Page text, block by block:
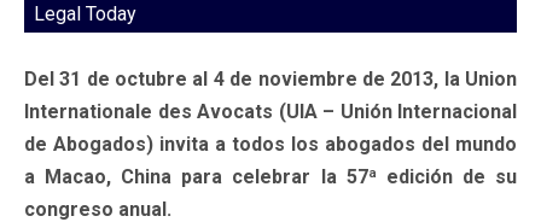
Legal Today
Del 31 de octubre al 4 de noviembre de 2013, la Union
Internationale des Avocats (UIA – Unión Internacional
de Abogados) invita a todos los abogados del mundo
a Macao, China para celebrar la 57ª edición de su
congreso anual.